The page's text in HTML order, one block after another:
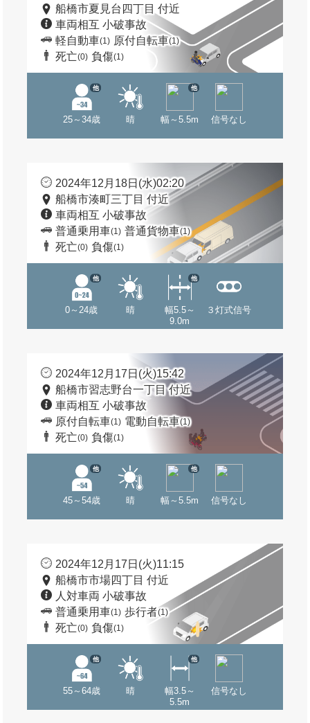
船橋市夏見台四丁目 付近
車両相互 小破事故
軽自動車(1) 原付自転車(1)
死亡(0) 負傷(1)
25～34歳
他
晴 幅～5.5m
他
信号なし
2024年12月18日(水)02:20
船橋市湊町三丁目 付近
車両相互 小破事故
普通乗用車(1) 普通貨物車(1)
死亡(0) 負傷(1)
0～24歳
他
晴
幅5.5～
9.0m
他
３灯式信号
2024年12月17日(火)15:42
船橋市習志野台一丁目 付近
車両相互 小破事故
原付自転車(1) 電動自転車(1)
死亡(0) 負傷(1)
45～54歳
他
晴 幅～5.5m
他
信号なし
2024年12月17日(火)11:15
船橋市市場四丁目 付近
人対車両 小破事故
普通乗用車(1) 歩行者(1)
死亡(0) 負傷(1)
55～64歳
他
晴
幅3.5～
5.5m
他
信号なし